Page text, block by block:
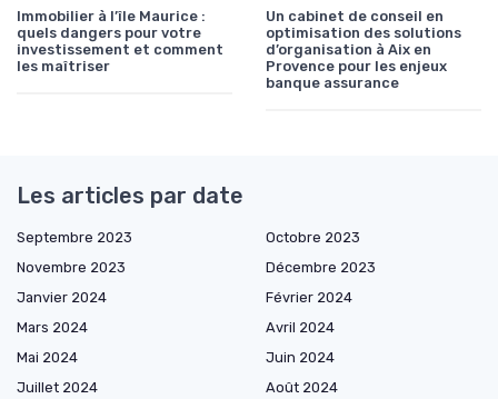
Immobilier à l’île Maurice :
quels dangers pour votre
investissement et comment
les maîtriser
Un cabinet de conseil en
optimisation des solutions
d’organisation à Aix en
Provence pour les enjeux
banque assurance
Les articles par date
Septembre 2023
Octobre 2023
Novembre 2023
Décembre 2023
Janvier 2024
Février 2024
Mars 2024
Avril 2024
Mai 2024
Juin 2024
Juillet 2024
Août 2024